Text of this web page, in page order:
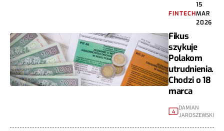
FINTECH
15
MAR
2026
Fikus
szykuje
Polakom
utrudnienia.
Chodzi o 18
marca
4
DAMIAN
JAROSZEWSKI